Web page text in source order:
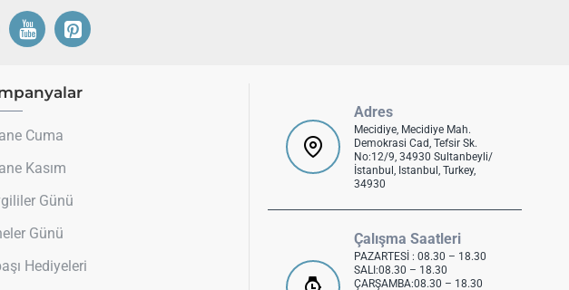
Cuma
Kasım
Günü
Günü
Hediyeleri
Adres
Mecidiye, Mecidiye Mah.
Demokrasi Cad, Tefsir Sk.
No:12/9, 34930 Sultanbeyli/
İstanbul, Istanbul, Turkey,
34930
Çalışma Saatleri
PAZARTESİ : 08.30 – 18.30
SALI:08.30 – 18.30
ÇARŞAMBA:08.30 – 18.30